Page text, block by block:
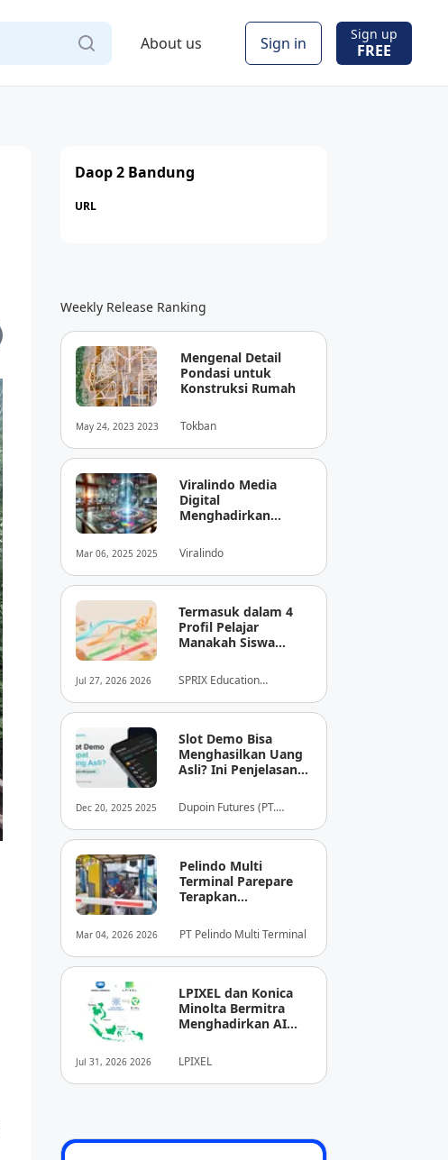
About us Sign in Sign up
FREE
Daop 2 Bandung
URL
Weekly Release Ranking
May 24, 2023 2023
Mengenal Detail
Pondasi untuk
Konstruksi Rumah
Tokban
Mar 06, 2025 2025
Viralindo Media
Digital
Menghadirkan
Dunia Media Digital
Indonesia
Viralindo
Jul 27, 2026 2026
Termasuk dalam 4
Profil Pelajar
Manakah Siswa
Perilaku
Tersembunyi Saat
Ujian Melalui Data
Digital
SPRIX Education
Dec 20, 2025 2025
Slot Demo Bisa
Menghasilkan Uang
Asli? Ini Penjelasan
Dupoin Futures (PT.
Mar 04, 2026 2026
Pelindo Multi
Terminal Parepare
Terapkan
Nontunai di Pintu
Masuk Pelabuhan
Nusantara
PT Pelindo Multi Terminal
Jul 31, 2026 2026
LPIXEL dan Konica
Minolta Bermitra
Menghadirkan AI
Diagnosis Berbasis
Pencitraan Medis
“EIRL” di ASEAN
LPIXEL